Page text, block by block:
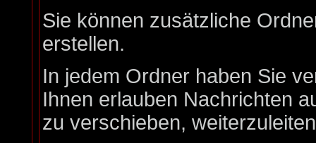
Sie können zusätzliche
erstellen.
In jedem Ordner haben Sie
Ihnen erlauben Nachrichten
zu verschieben,